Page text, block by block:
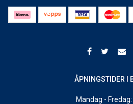
ÅPNINGSTIDER I
Mandag -